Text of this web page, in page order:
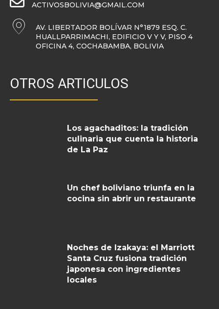
ACTIVOSBOLIVIA@GMAIL.COM
AV. LIBERTADOR BOLÍVAR N°1879 ESQ. C.
HUALLPARRIMACHI, EDIFICIO V Y V, PISO 4
OFICINA 4, COCHABAMBA, BOLIVIA
OTROS ARTICULOS
Los agachaditos: la tradición
culinaria que cuenta la historia
de La Paz
Un chef boliviano triunfa en la
cocina sin abrir un restaurante
Noches de Izakaya: el Marriott
Santa Cruz fusiona tradición
japonesa con ingredientes
locales